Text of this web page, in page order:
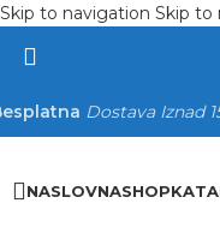
Skip to navigation Skip to
Dostava Iznad
NASLOVNASHOP